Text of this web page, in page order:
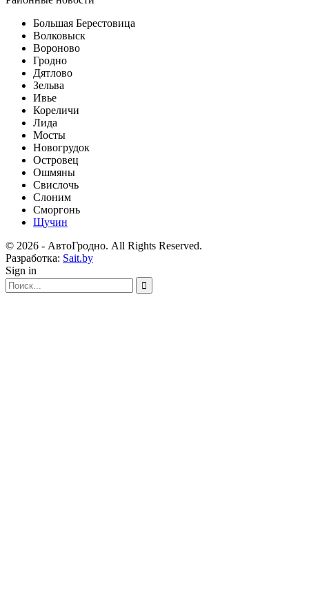
Большая Берестовица
Волковыск
Вороново
Гродно
Дятлово
Зельва
Ивье
Кореличи
Лида
Мосты
Новогрудок
Островец
Ошмяны
Свислочь
Слоним
Сморгонь
Щучин
© 2026 - АвтоГродно. All Rights Reserved.
Разработка: Sait.by
Sign in